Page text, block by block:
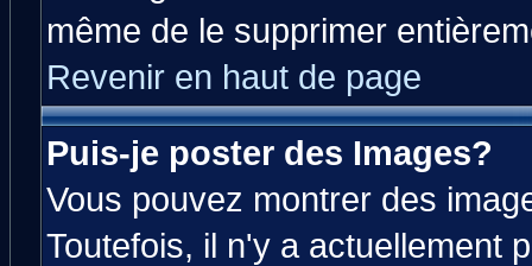
même de le supprimer
Revenir en haut de page
Puis-je poster des Images?
Vous pouvez montrer des
Toutefois, il n'y a actuellement